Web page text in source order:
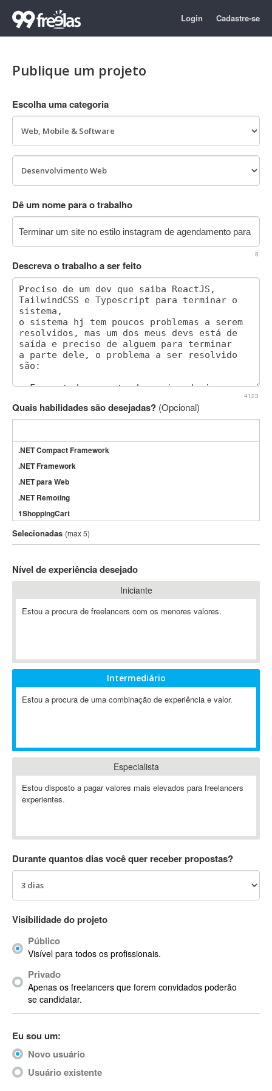
Login Cadastre-se
Publique um projeto
Escolha uma categoria
Dê um nome para o trabalho
8
Descreva o trabalho a ser feito
4123
Quais habilidades são desejadas? (Opcional)
.NET Compact Framework
.NET Framework
.NET para Web
.NET Remoting
1ShoppingCart
3DS Max
3GSM
802.11
A-GPS
ABAP
Abaqus
ABBYY FineReader
Ableton
Ableton Push
Abstract
AC3
ACID Pro
ACPI
Acrobat
Acrobat X
Acronis
ACT
Actimize
ActionScript
ActionScript 3
Selecionadas (max 5)
Nível de experiência desejado
Iniciante
Estou a procura de freelancers com os menores valores.
Intermediário
Estou a procura de uma combinação de experiência e valor.
Especialista
Estou disposto a pagar valores mais elevados para freelancers
experientes.
Durante quantos dias você quer receber propostas?
Visibilidade do projeto
Público
Visível para todos os profissionais.
Privado
Apenas os freelancers que forem convidados poderão
se candidatar.
Eu sou um:
Novo usuário
Usuário existente